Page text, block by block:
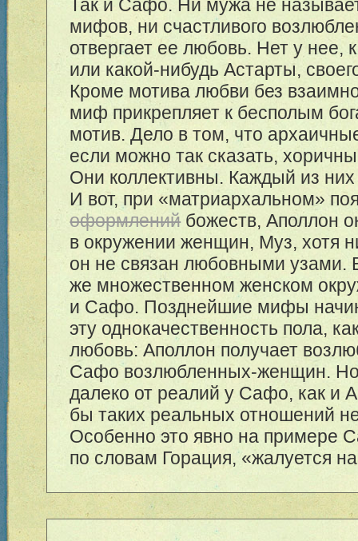
Так и Сафо. Ни мужа не
мифов, ни счастливого
отвергает ее любовь. Нет у нее,
или какой-нибудь Астарты,
Кроме мотива любви без
миф прикрепляет к бесполым
мотив. Дело в том, что
если можно так сказать,
Они коллективны. Каждый из них
И вот, при «матриархальном»
оформленийбожеств, Аполлон
в окружении женщин, Муз, хотя
он не связан любовными узами.
же множественном женском
и Сафо. Позднейшие мифы
эту однокачественность пола,
любовь: Аполлон получает
Сафо возлюбленных-женщин. Но
далеко от реалий у Сафо, как и
бы таких реальных отношений
Особенно это явно на примере
по словам Горация, «жалуется